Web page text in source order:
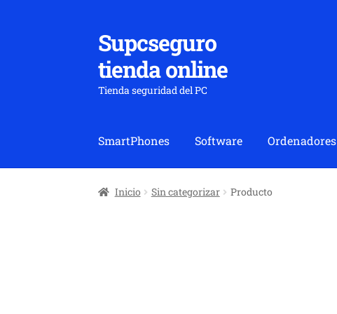
Ir
a
la
navegación
Ir
al
contenido
Supcseguro
tienda online
Tienda seguridad del PC
SmartPhones Software Ordenadores
Inicio Sin categorizar Producto